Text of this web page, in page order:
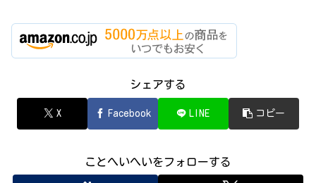
シェアする
X Facebook LINE コピー
ことへいへいをフォローする